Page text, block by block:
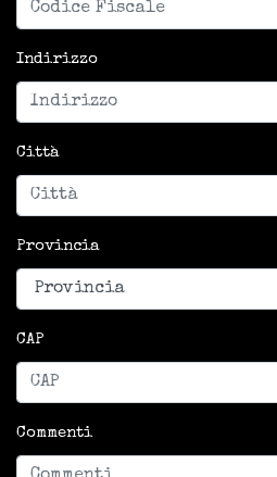
Indirizzo
Città
Provincia
CAP
Commenti